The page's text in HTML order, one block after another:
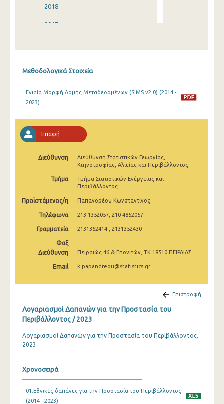
2018
2017
Μεθοδολογικά Στοιχεία
Ενιαία Μορφή Δομής Μεταδεδομένων (SIMS v2.0) (2014 -
2023)
Επαφή
Διεύθυνση
Διεύθυνση Στατιστικών Γεωργίας,
Κτηνοτροφίας, Αλιείας και Περιβάλλοντος
Τμήμα
Τμήμα Στατιστικών Ενέργειας και
Περιβάλλοντος
Προϊστάμενος/η Παπανδρέου Κωνσταντίνος
Τηλέφωνα 213 1352057, 210 4852057
Γραμματεία 2131352414 , 2131352430
Φαξ
Διεύθυνση
Πειραιώς 46 & Επονιτών, ΤΚ 18510 ΠΕΙΡΑΙΑΣ
Email k.papandreou@statistics.gr
Επιστροφή
Λογαριασμοί Δαπανών για την Προστασία του
Περιβάλλοντος / 2023
Λογαριασμοί Δαπανών για την Προστασία του Περιβάλλοντος,
2023
Χρονοσειρά
01.Εθνικές δαπάνες για την Προστασία του Περιβάλλοντος
(2014 - 2023)